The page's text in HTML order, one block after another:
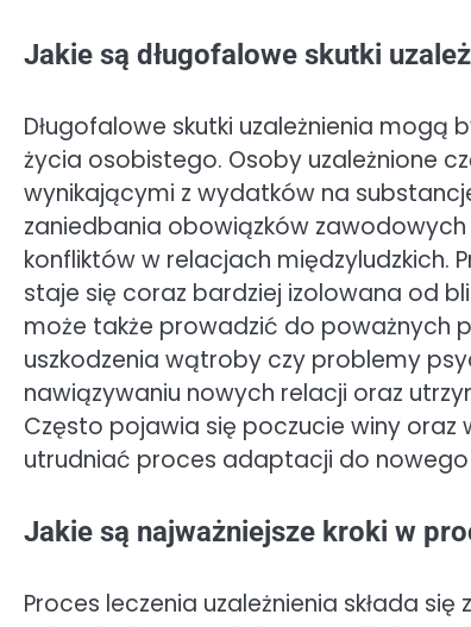
Jakie są długofalowe skutki
Długofalowe skutki uzależnienia mogą
życia osobistego. Osoby uzależnione
wynikającymi z wydatków na
zaniedbania obowiązków
konfliktów w relacjach międzyludzkich.
staje się coraz bardziej izolowana od
może także prowadzić do poważnych
uszkodzenia wątroby czy problemy
nawiązywaniu nowych relacji oraz
Często pojawia się poczucie winy oraz
utrudniać proces adaptacji do nowego
Jakie są najważniejsze kroki w
Proces leczenia uzależnienia składa